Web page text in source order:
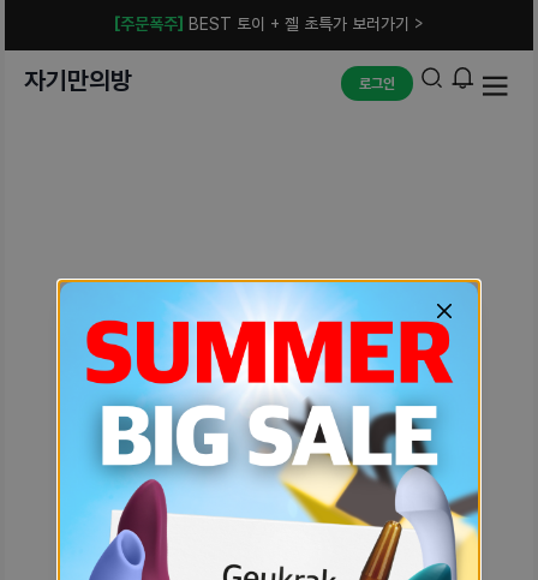
[주문폭주] BEST 토이 + 젤 초특가 보러가기 >
자기만의방 로그인
예상치 못한 에러입니다.